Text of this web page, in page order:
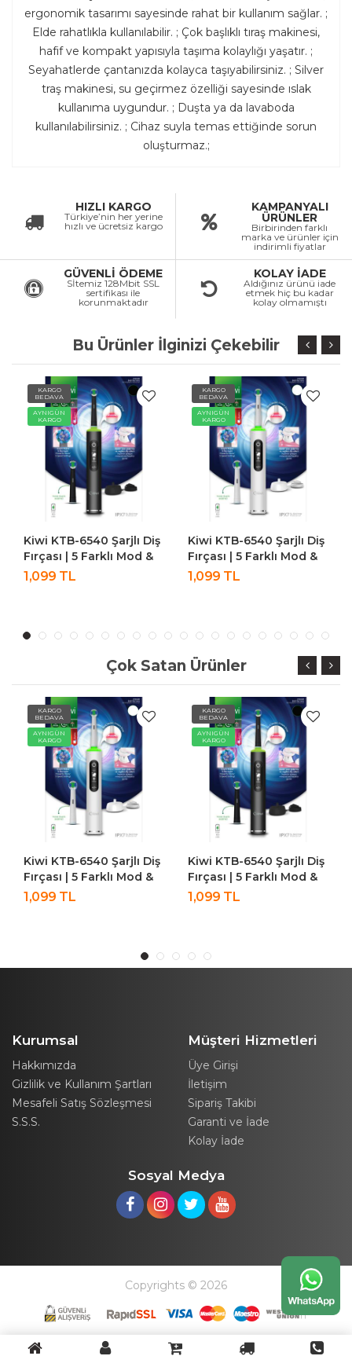
ergonomik tasarımı sayesinde rahat bir kullanım sağlar. ;
Elde rahatlıkla kullanılabilir. ; Çok başlıklı tıraş makinesi,
hafif ve kompakt yapısıyla taşıma kolaylığı yaşatır. ;
Seyahatlerde çantanızda kolayca taşıyabilirsiniz. ; Silver
traş makinesi, su geçirmez özelliği sayesinde ıslak
kullanıma uygundur. ; Duşta ya da lavaboda
kullanılabilirsiniz. ; Cihaz suyla temas ettiğinde sorun
oluşturmaz.;
HIZLI KARGO
Türkiye’nin her yerine
hızlı ve ücretsiz kargo
KAMPANYALI
ÜRÜNLER
Birbirinden farklı
marka ve ürünler için
indirimli fiyatlar
GÜVENLİ ÖDEME
Sİtemiz 128Mbit SSL
sertifikası ile
korunmaktadır
KOLAY İADE
Aldığınız ürünü iade
etmek hiç bu kadar
kolay olmamıştı
Bu Ürünler İlginizi Çekebilir
KARGO
BEDAVA
AYNIGÜN
KARGO
Kiwi KTB-6540 Şarjlı Diş
Fırçası | 5 Farklı Mod &
LCD Ekran Beyaz
1,099 TL
KARGO
BEDAVA
AYNIGÜN
KARGO
Aprilla Ahc-5023
Profesyonel Saç Kesme
Makinesi Saç Sakal
Tıraş Makinesi Saklama
719 TL
Çok Satan Ürünler
KARGO
BEDAVA
AYNIGÜN
KARGO
Kiwi KTB-6540 Şarjlı Diş
Fırçası | 5 Farklı Mod &
LCD Ekran Siyah
1,099 TL
KARGO
BEDAVA
AYNIGÜN
KARGO
Kiwi Kfm-8638 Portatif
Katlanabilir 6 Silindirli
Kızılötesi Sıcak Tutmalı
Işıklı Ayak Masaj Aleti
1,299 TL
Kurumsal
Hakkımızda
Gizlilik ve Kullanım Şartları
Mesafeli Satış Sözleşmesi
S.S.S.
Müşteri Hizmetleri
Üye Girişi
İletişim
Sipariş Takibi
Garanti ve İade
Kolay İade
Sosyal Medya
Copyrights © 2026